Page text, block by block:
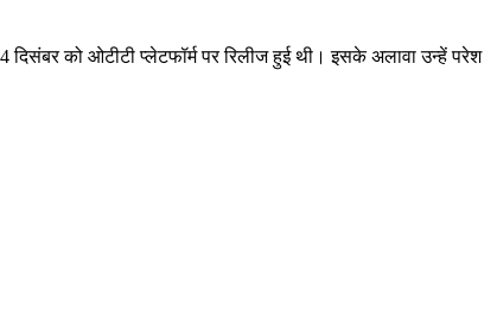
को ओटीटी प्लेटफॉर्म पर रिलीज हुई थी। इसके अलावा उन्हें परेश